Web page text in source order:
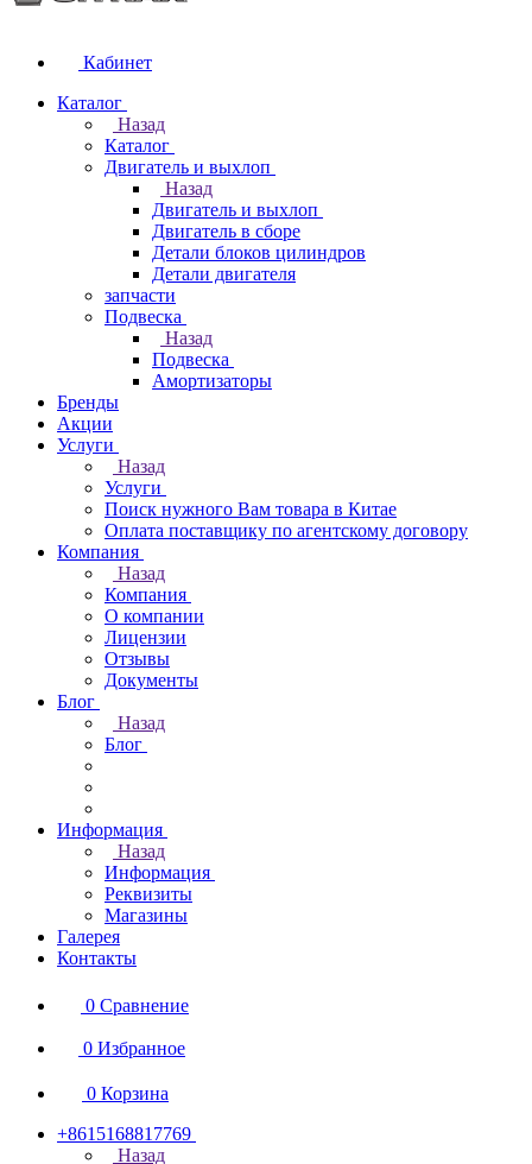
Кабинет
Каталог
Назад
Каталог
Двигатель и выхлоп
Назад
Двигатель и выхлоп
Двигатель в сборе
Детали блоков цилиндров
Детали двигателя
запчасти
Подвеска
Назад
Подвеска
Амортизаторы
Бренды
Акции
Услуги
Назад
Услуги
Поиск нужного Вам товара в Китае
Оплата поставщику по агентскому договору
Компания
Назад
Компания
О компании
Лицензии
Отзывы
Документы
Блог
Назад
Блог
Информация
Назад
Информация
Реквизиты
Магазины
Галерея
Контакты
0 Сравнение
0 Избранное
0 Корзина
+8615168817769
Назад